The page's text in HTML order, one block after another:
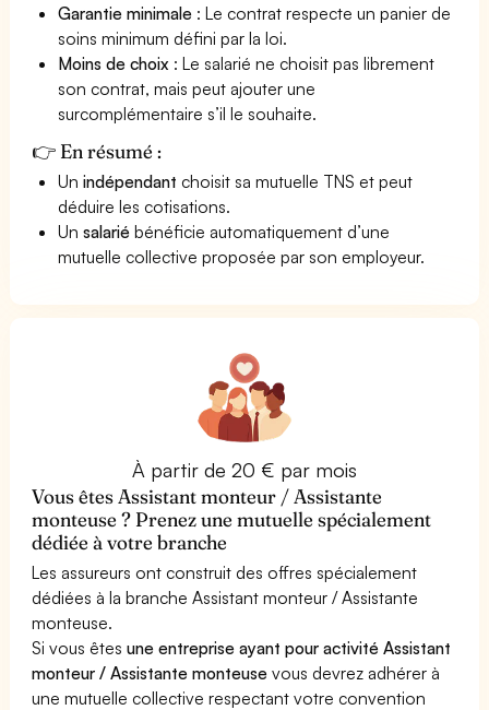
Garantie minimale : Le contrat respecte un panier de
soins minimum défini par la loi.
Moins de choix : Le salarié ne choisit pas librement
son contrat, mais peut ajouter une
surcomplémentaire s’il le souhaite.
👉 En résumé :
Unindépendant choisit sa mutuelle TNS et peut
déduire les cotisations.
Unsalarié bénéficie automatiquement d’une
mutuelle collective proposée par son employeur.
À partir de 20 € par mois
Vous êtes Assistant monteur / Assistante
monteuse ? Prenez une mutuelle spécialement
dédiée à votre branche
Les assureurs ont construit des offres spécialement
dédiées à la branche Assistant monteur / Assistante
monteuse.
Si vous êtesune entreprise ayant pour activité Assistant
monteur / Assistante monteuse vous devrez adhérer à
une mutuelle collective respectant votre convention